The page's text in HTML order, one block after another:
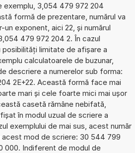
exemplu, 3,054 479 972 204
formă de prezentare, numărul va
exponent, aici 22, și numărul
479 972 204 2. În cazul
limitate de afișare a
calculatoarele de buzunar,
descriere a numerelor sub forma:
2E+22. Această formă face mai
mari și cele foarte mici mai ușor
casetă rămâne nebifată,
în modul uzual de scriere a
exemplului de mai sus, acest număr
acest mod de scriere: 30 544 799
000. Indiferent de modul de